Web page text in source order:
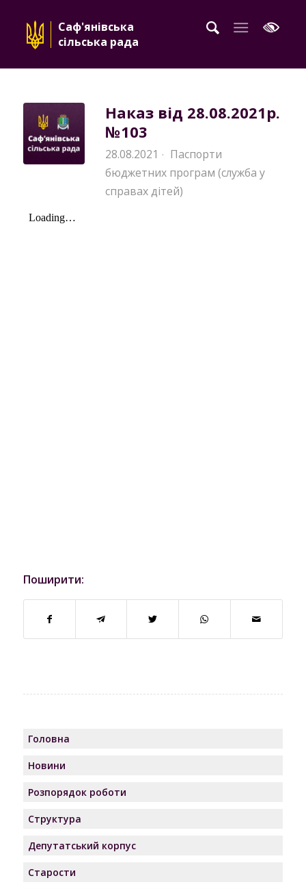
Саф'янівська
сільська рада
Наказ від 28.08.2021р.
№103
28.08.2021 · Паспорти
бюджетних програм (служба у
справах дітей)
Поширити:
Головна
Новини
Розпорядок роботи
Структура
Депутатський корпус
Старости